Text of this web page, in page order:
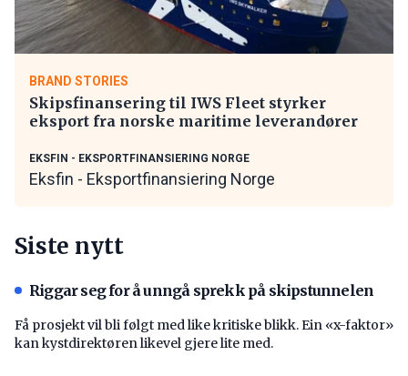
BRAND STORIES
Skipsfinansering til IWS Fleet styrker
eksport fra norske maritime leverandører
EKSFIN - EKSPORTFINANSIERING NORGE
Eksfin - Eksportfinansiering Norge
Siste nytt
Riggar seg for å unngå sprekk på skipstunnelen
Få prosjekt vil bli følgt med like kritiske blikk. Ein «x-faktor»
kan kystdirektøren likevel gjere lite med.